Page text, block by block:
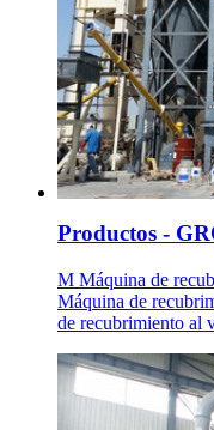
Productos -
M Máquina de
Máquina de
de recubrimiento al